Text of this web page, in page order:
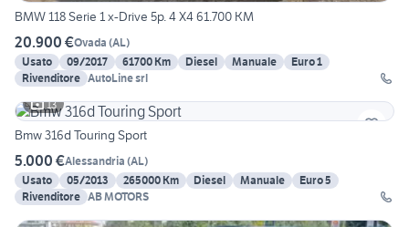
BMW 118 Serie 1 x-Drive 5p. 4 X4 61.700 KM
20.900 €Ovada (AL)
Usato
09/2017 61700 Km Diesel Manuale
Euro 1
Rivenditore AutoLine srl
13
Bmw 316d Touring Sport
5.000 €Alessandria (AL)
Usato
05/2013 265000 Km Diesel Manuale
Euro 5
Rivenditore AB MOTORS